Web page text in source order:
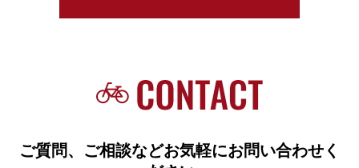
ご質問、ご相談などお気軽にお問い合わせく